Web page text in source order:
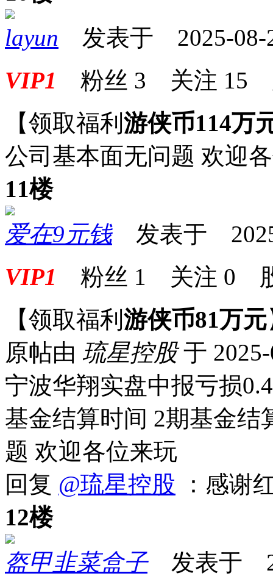
layun 发表于 2025-08-
VIP1 粉丝 3 关注 15
【领取福利 游侠币114万
公司基本面无问题 欢迎
11楼
爱在9元钱发表于
VIP1 粉丝 1 关注 0
【领取福利 游侠币81万元
原帖由 琉星控股于
宁波华翔实盘中报亏损
基金结算时间 2期基金结
题 欢迎各位来玩
回复 @琉星控股 ：感谢
12楼
盔甲韭菜盒子发表于